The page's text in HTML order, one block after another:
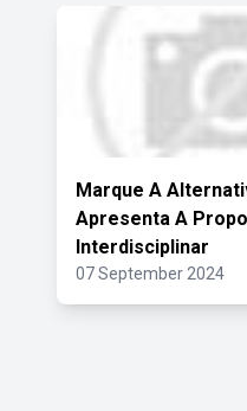
Marque A
Apresenta A
Interdisciplinar
07 September 2024